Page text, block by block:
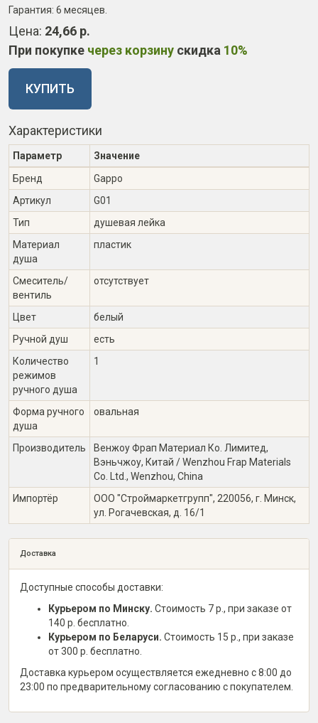
Гарантия: 6 месяцев
Цена: 24,66 р.
При покупке через корзину скидка 10%
КУПИТЬ
Характеристики
Параметр
Значение
Бренд
Gappo
Артикул
G01
Тип
душевая лейка
Материал
душа
пластик
Смеситель/
вентиль
отсутствует
Цвет
белый
Ручной душ
есть
Количество
режимов
ручного душа
1
Форма ручного
душа
овальная
Производитель
Венжоу Фрап Материал Ко. Лимитед,
Вэньчжоу, Китай / Wenzhou Frap Materials
Co. Ltd., Wenzhou, China
Импортёр
ООО "Строймаркетгрупп", 220056, г. Минск,
ул. Рогачевская, д. 16/1
Доставка
Доступные способы доставки:
Курьером по Минску. Стоимость 7 р., при заказе от
140 р. бесплатно.
Курьером по Беларуси. Стоимость 15 р., при заказе
от 300 р. бесплатно.
Доставка курьером осуществляется ежедневно с 8:00 до
23:00 по предварительному согласованию с покупателем.